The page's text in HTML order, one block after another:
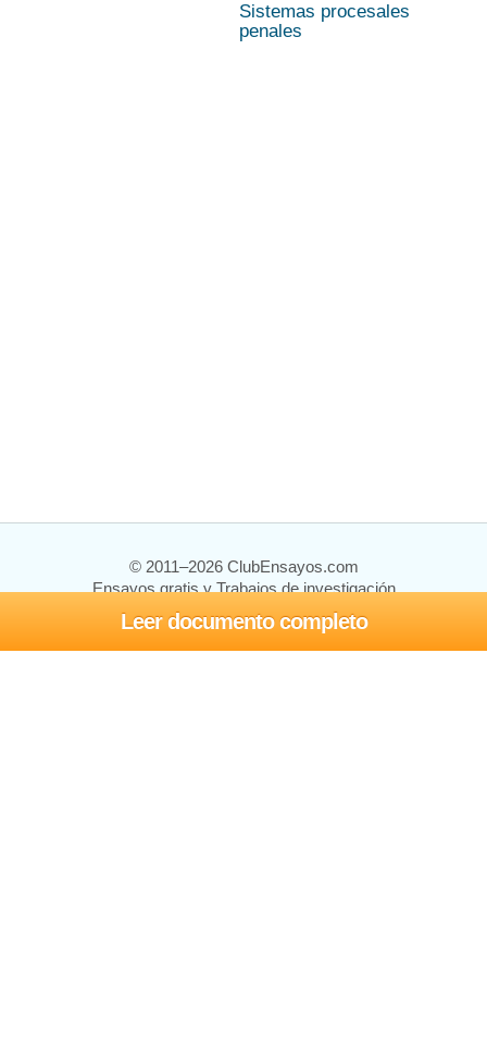
Leer documento completo
Sistemas procesales
penales
© 2011–2026 ClubEnsayos.com
Ensayos gratis y Trabajos de investigación